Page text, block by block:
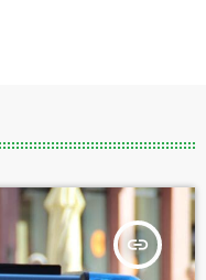
insert_link